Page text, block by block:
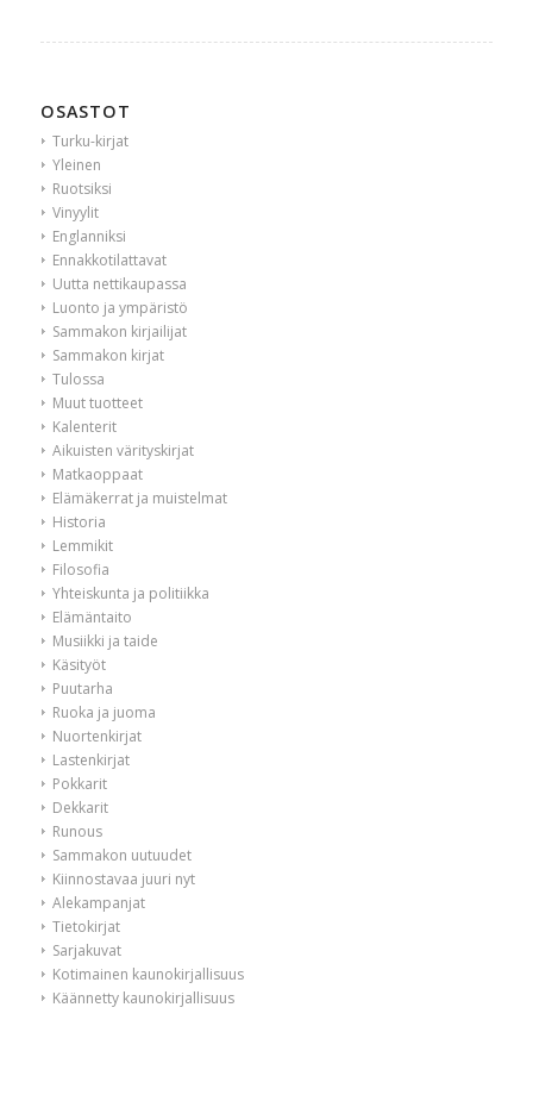
OSASTOT
Turku-kirjat
Yleinen
Ruotsiksi
Vinyylit
Englanniksi
Ennakkotilattavat
Uutta nettikaupassa
Luonto ja ympäristö
Sammakon kirjailijat
Sammakon kirjat
Tulossa
Muut tuotteet
Kalenterit
Aikuisten värityskirjat
Matkaoppaat
Elämäkerrat ja muistelmat
Historia
Lemmikit
Filosofia
Yhteiskunta ja politiikka
Elämäntaito
Musiikki ja taide
Käsityöt
Puutarha
Ruoka ja juoma
Nuortenkirjat
Lastenkirjat
Pokkarit
Dekkarit
Runous
Sammakon uutuudet
Kiinnostavaa juuri nyt
Alekampanjat
Tietokirjat
Sarjakuvat
Kotimainen kaunokirjallisuus
Käännetty kaunokirjallisuus